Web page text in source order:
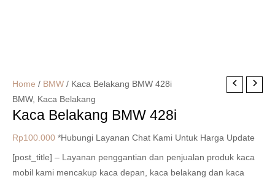
Home / BMW / Kaca Belakang BMW 428i
BMW, Kaca Belakang
Kaca Belakang BMW 428i
Rp100.000 *Hubungi Layanan Chat Kami Untuk Harga Update
[post_title] – Layanan penggantian dan penjualan produk kaca
mobil kami mencakup kaca depan, kaca belakang dan kaca